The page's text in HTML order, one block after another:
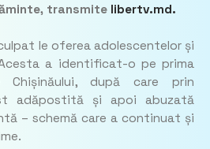
transmite libertv.md.
le oferea adolescentelor și
a identificat-o pe prima
după care prin
adăpostită și apoi abuzată
– schemă care a continuat și